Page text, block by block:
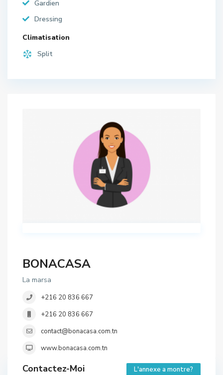
Gardien
Dressing
Climatisation
Split
BONACASA
La marsa
+216 20 836 667
+216 20 836 667
contact@bonacasa.com.tn
www.bonacasa.com.tn
Contactez-Moi L'annexe a montre?